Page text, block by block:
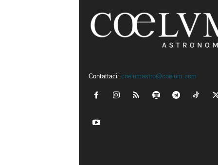
Contattaci: coelumastro@coelum.com